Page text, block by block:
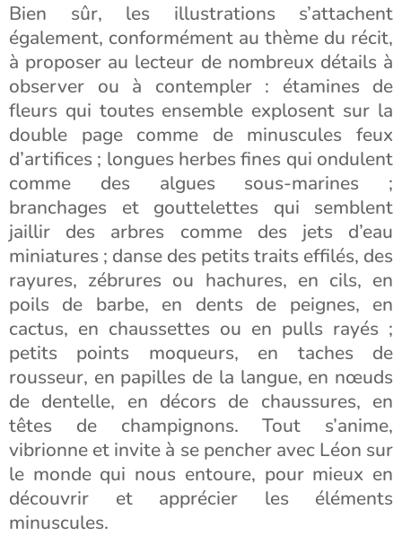
Bien sûr, les illustrations s’attachent
également, conformément au thème du récit,
à proposer au lecteur de nombreux détails à
observer ou à contempler : étamines de
fleurs qui toutes ensemble explosent sur la
double page comme de minuscules feux
d’artifices ; longues herbes fines qui ondulent
comme des algues sous-marines ;
branchages et gouttelettes qui semblent
jaillir des arbres comme des jets d’eau
miniatures ; danse des petits traits effilés, des
rayures, zébrures ou hachures, en cils, en
poils de barbe, en dents de peignes, en
cactus, en chaussettes ou en pulls rayés ;
petits points moqueurs, en taches de
rousseur, en papilles de la langue, en nœuds
de dentelle, en décors de chaussures, en
têtes de champignons. Tout s’anime,
vibrionne et invite à se pencher avec Léon sur
le monde qui nous entoure, pour mieux en
découvrir et apprécier les éléments
minuscules.